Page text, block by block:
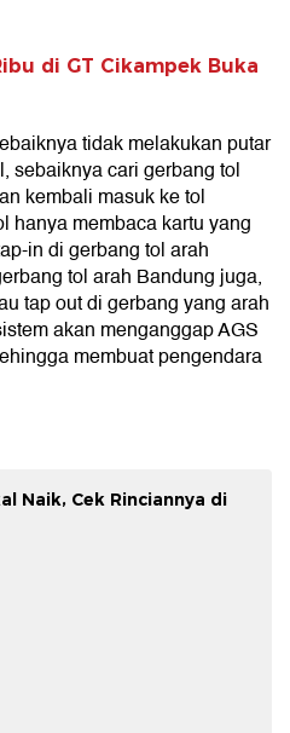
di GT Cikampek Buka
tidak melakukan putar
sebaiknya cari gerbang tol
kembali masuk ke tol
hanya membaca kartu yang
in di gerbang tol arah
tol arah Bandung juga,
tap out di gerbang yang arah
akan menganggap AGS
membuat pengendara
Naik, Cek Rinciannya di